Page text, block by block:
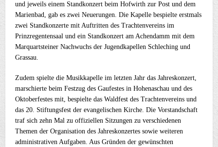
und jeweils einem Standkonzert beim Hofwirth zur Post und dem
Marienbad, gab es zwei Neuerungen. Die Kapelle bespielte erstmals
zwei Standkonzerte mit Auftritten des Trachtenvereins im
Prinzregentensaal und ein Standkonzert am Achendamm mit dem
Marquartsteiner Nachwuchs der Jugendkapellen Schleching und
Grassau.
Zudem spielte die Musikkapelle im letzten Jahr das Jahreskonzert,
marschierte beim Festzug des Gaufestes in Hohenaschau und des
Oktoberfestes mit, bespielte das Waldfest des Trachtenvereins und
das 20. Stiftungsfest der evangelischen Kirche. Die Vorstandschaft
traf sich zehn Mal zu offiziellen Sitzungen zu verschiedenen
Themen der Organisation des Jahreskonzertes sowie weiteren
administrativen Aufgaben. Aus Gründen der gewünschten